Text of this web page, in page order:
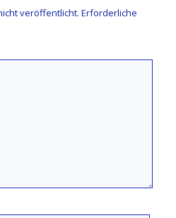
veröffentlicht. Erforderliche